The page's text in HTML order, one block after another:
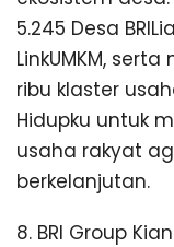
5.245 Desa
LinkUMKM,
ribu klaster
Hidupku untuk
usaha rakyat
berkelanjutan.
8. BRI Group